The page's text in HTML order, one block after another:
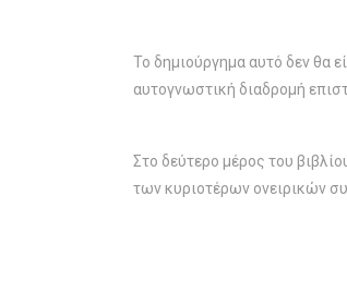
Το δημιούργημα αυτό δεν θα
αυτογνωστική διαδρομή
Στο δεύτερο μέρος του
των κυριοτέρων ονειρικών